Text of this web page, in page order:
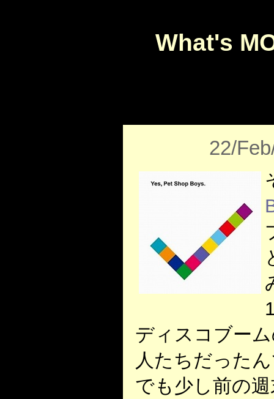
What's
22/
ディスコブー
人たちだった
でも少し前の